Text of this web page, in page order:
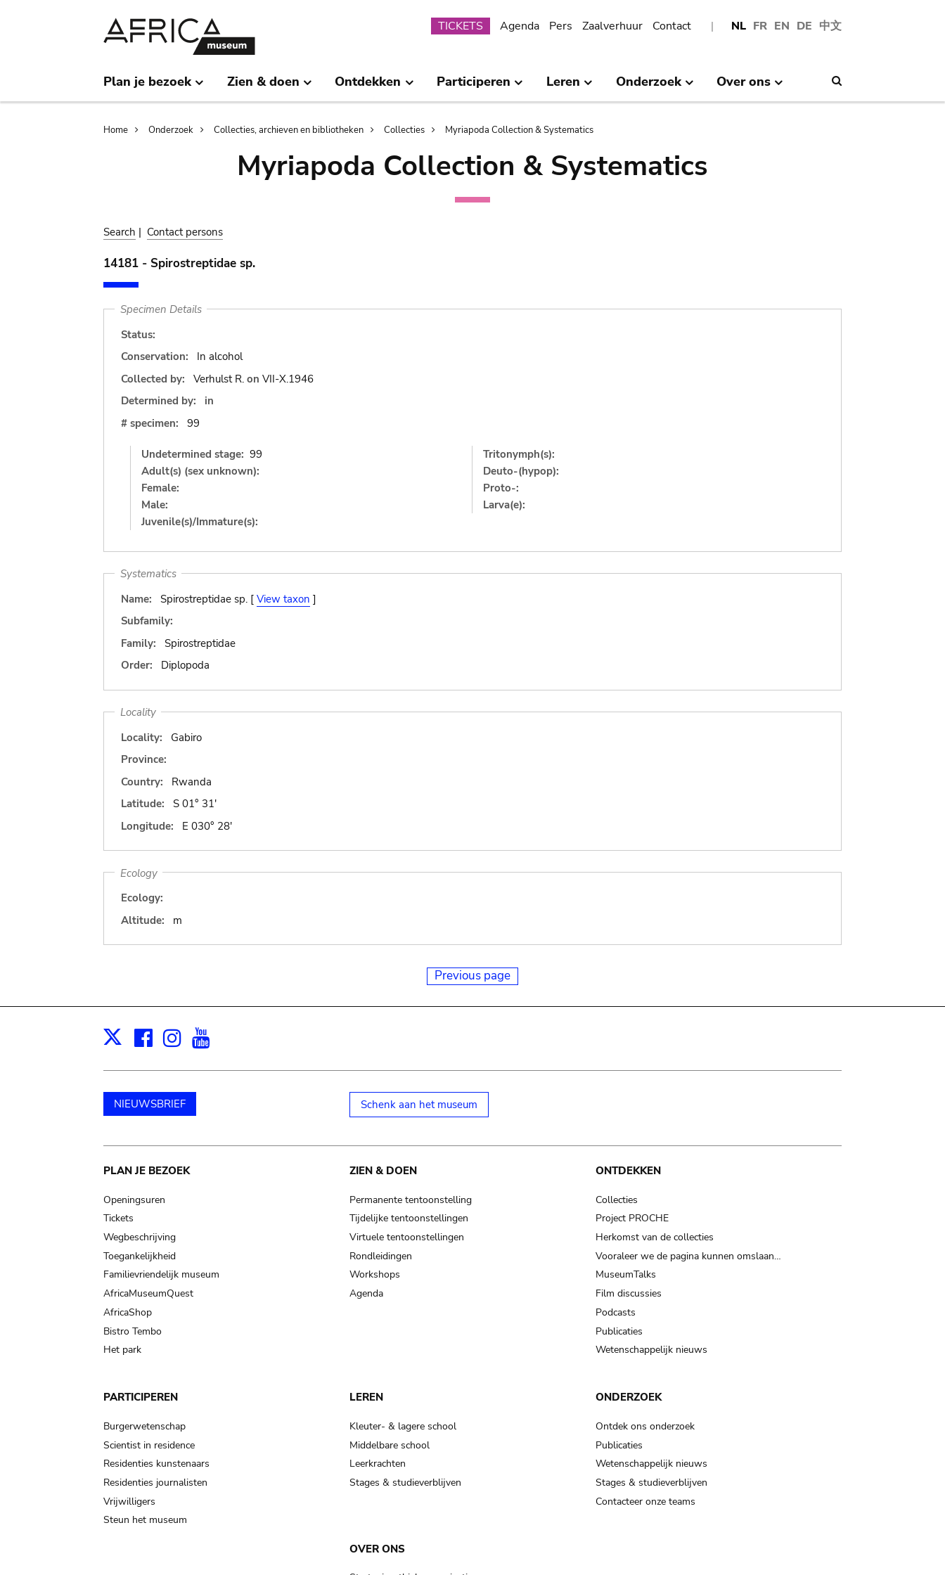
NL FR EN DE 中文
Submenu
TICKETS Agenda Pers Zaalverhuur Contact
Plan je bezoek Zien & doen Ontdekken Participeren Leren Onderzoek Over ons
Breadcrumb
Home Onderzoek Collecties, archieven en bibliotheken Collecties Myriapoda Collection & Systematics
Myriapoda Collection & Systematics
Search | Contact persons
14181 - Spirostreptidae sp.
Specimen Details
Status:
Conservation:
In alcohol
Collected by:
Verhulst R. on VII-X.1946
Determined by:
in
# specimen:
99
Undetermined stage: 99
Adult(s) (sex unknown):
Female:
Male:
Juvenile(s)/Immature(s):
Tritonymph(s):
Deuto-(hypop):
Proto-:
Larva(e):
Systematics
Name:
Spirostreptidae sp. [ View taxon ]
Subfamily:
Family:
Spirostreptidae
Order:
Diplopoda
Locality
Locality:
Gabiro
Province:
Country:
Rwanda
Latitude:
S 01° 31'
Longitude:
E 030° 28'
Ecology
Ecology:
Altitude:
m
Previous page
X Facebook
Instagram
NIEUWSBRIEF Schenk aan het museum
Main
navigation
PLAN JE BEZOEK
Openingsuren
Tickets
Wegbeschrijving
Toegankelijkheid
Familievriendelijk museum
AfricaMuseumQuest
AfricaShop
Bistro Tembo
Het park
ZIEN & DOEN
Permanente tentoonstelling
Tijdelijke tentoonstellingen
Virtuele tentoonstellingen
Rondleidingen
Workshops
Agenda
ONTDEKKEN
Collecties
Project PROCHE
Herkomst van de collecties
Vooraleer we de pagina kunnen omslaan…
MuseumTalks
Film discussies
Podcasts
Publicaties
Wetenschappelijk nieuws
PARTICIPEREN
Burgerwetenschap
Scientist in residence
Residenties kunstenaars
Residenties journalisten
Vrijwilligers
Steun het museum
LEREN
Kleuter- & lagere school
Middelbare school
Leerkrachten
Stages & studieverblijven
ONDERZOEK
Ontdek ons onderzoek
Publicaties
Wetenschappelijk nieuws
Stages & studieverblijven
Contacteer onze teams
OVER ONS